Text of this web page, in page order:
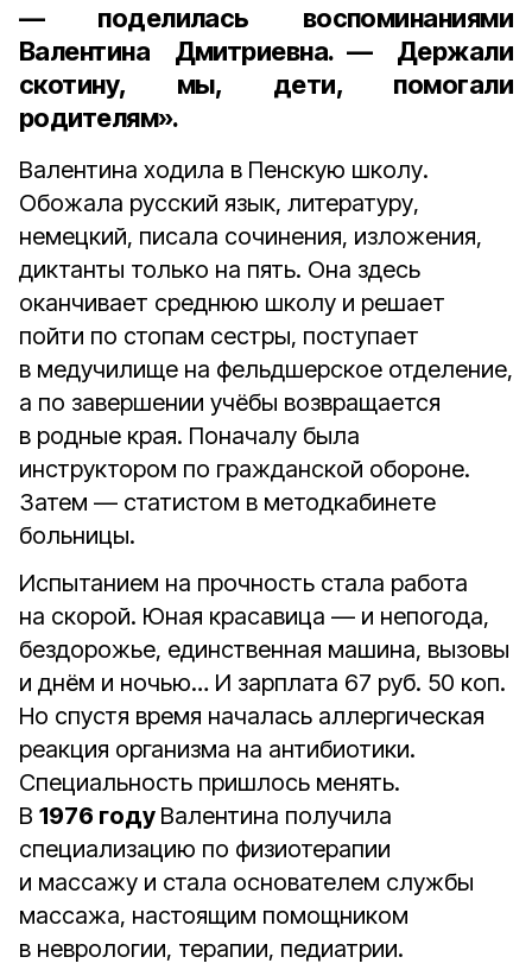
— поделилась воспоминаниями
Валентина Дмитриевна. — Держали
скотину, мы, дети, помогали
родителям».
Валентина ходила в Пенскую школу.
Обожала русский язык, литературу,
немецкий, писала сочинения, изложения,
диктанты только на пять. Она здесь
оканчивает среднюю школу и решает
пойти по стопам сестры, поступает
в медучилище на фельдшерское отделение,
а по завершении учёбы возвращается
в родные края. Поначалу была
инструктором по гражданской обороне.
Затем — статистом в методкабинете
больницы.
Испытанием на прочность стала работа
на скорой. Юная красавица — и непогода,
бездорожье, единственная машина, вызовы
и днём и ночью… И зарплата 67 руб. 50 коп.
Но спустя время началась аллергическая
реакция организма на антибиотики.
Специальность пришлось менять.
В 1976 году Валентина получила
специализацию по физиотерапии
и массажу и стала основателем службы
массажа, настоящим помощником
в неврологии, терапии, педиатрии.